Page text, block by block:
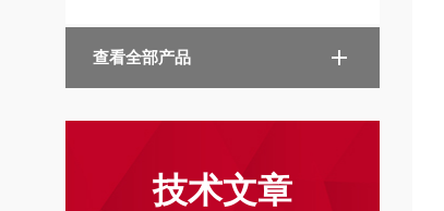
查看全部产品
技术文章